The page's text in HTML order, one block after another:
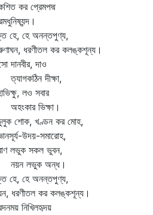
প্রেমপদ্ম
হে, হে অনন্তপুণ্য,
ধরণীতল কর কলঙ্কশূন্য।
দাও
দীক্ষা,
লও সবার
ভিক্ষা।
শোক, খণ্ডন কর মোহ,
উদয়-সমারোহ,
সকল ভুবন,
অন্ধ।
হে, হে অনন্তপুণ্য,
কর কলঙ্কশূন্য।
নিখিলহৃদয়